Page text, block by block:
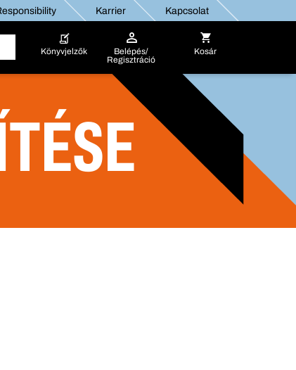
Karrier Kapcsolat
Könyvjelzők
Belépés/
Regisztráció
Kosár